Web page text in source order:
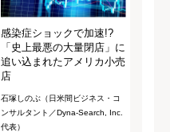
感染症ショックで加速!?
「史上最悪の大量閉店」に
追い込まれたアメリカ小売
店
石塚しのぶ（日米間ビジネス・コ
ンサルタント／Dyna-Search, Inc.
代表）